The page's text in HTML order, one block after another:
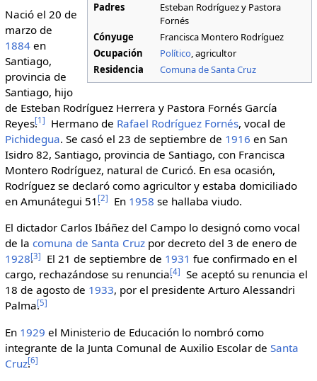
Padres
Esteban Rodríguez y Pastora
Fornés
Cónyuge
Francisca Montero Rodríguez
Ocupación
Político, agricultor
Residencia
Comuna de Santa Cruz
Nació el 20 de
marzo de
1884en
Santiago,
provincia de
Santiago, hijo
de Esteban Rodríguez Herrera y Pastora Fornés García
Reyes.
[1 ] Hermano de Rafael Rodríguez Fornés, vocal de
Pichidegua. Se casó el 23 de septiembre de 1916 en San
Isidro 82, Santiago, provincia de Santiago, con Francisca
Montero Rodríguez, natural de Curicó. En esa ocasión,
Rodríguez se declaró como agricultor y estaba domiciliado
en Amunátegui 51.[2] En 1958 se hallaba viudo.
El dictador Carlos Ibáñez del Campo lo designó como vocal
de la comuna de Santa Cruzpor decreto del 3 de enero de
1928.[3] El 21 de septiembre de 1931 fue confirmado en el
cargo, rechazándose su renuncia.[4] Se aceptó su renuncia el
18 de agosto de 1933, por el presidente Arturo Alessandri
Palma.[5]
En 1929 el Ministerio de Educación lo nombró como
integrante de la Junta Comunal de Auxilio Escolar de Santa
Cruz.
[6]